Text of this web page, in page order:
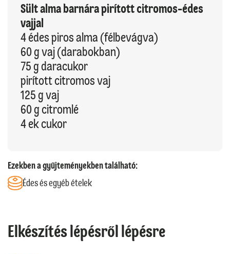
Sült alma barnára pirított citromos-édes
vajjal
4 édes piros alma (félbevágva)
60 g vaj (darabokban)
75 g daracukor
pirított citromos vaj
125 g vaj
60 g citromlé
4 ek cukor
Ezekben a gyűjteményekben található:
Édes és egyéb ételek
Elkészítés lépésről lépésre